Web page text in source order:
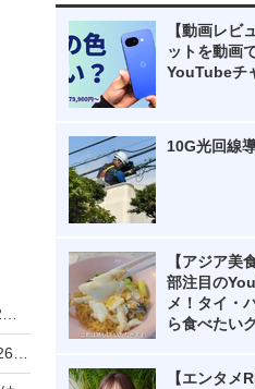
【動画レビ
ットを動画
YouTubeチ
10G光回線
【アジア美
部注目の
メ！タイ・
ら食べたい
【エンタメ